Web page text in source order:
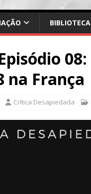
BIBLIOTECA
na França
Crítica Desapiedada